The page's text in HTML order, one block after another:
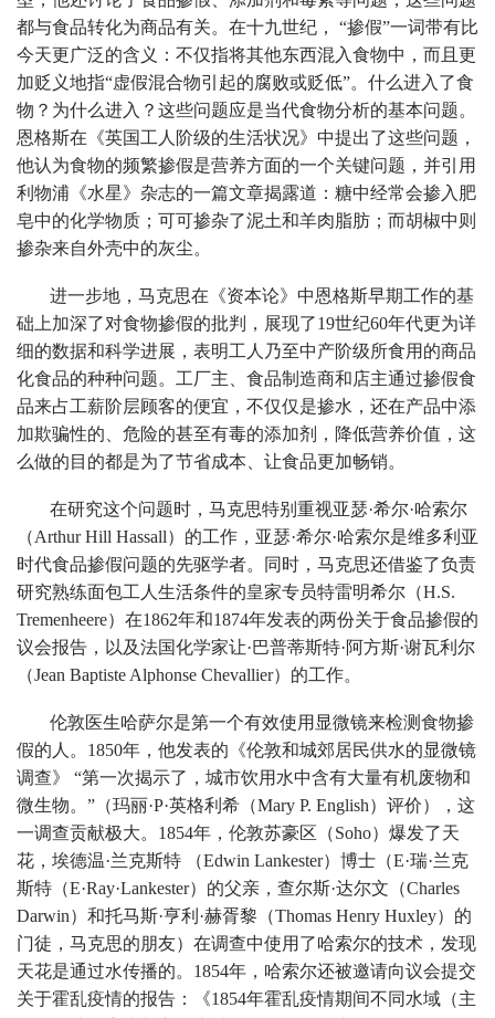
都与食品转化为商品有关。在十九世纪， “掺假”一词带有比
今天更广泛的含义：不仅指将其他东西混入食物中，而且更
加贬义地指“虚假混合物引起的腐败或贬低”。什么进入了食
物？为什么进入？这些问题应是当代食物分析的基本问题。
恩格斯在《英国工人阶级的生活状况》中提出了这些问题，
他认为食物的频繁掺假是营养方面的一个关键问题，并引用
利物浦《水星》杂志的一篇文章揭露道：糖中经常会掺入肥
皂中的化学物质；可可掺杂了泥土和羊肉脂肪；而胡椒中则
掺杂来自外壳中的灰尘。
进一步地，马克思在《资本论》中恩格斯早期工作的基
础上加深了对食物掺假的批判，展现了19世纪60年代更为详
细的数据和科学进展，表明工人乃至中产阶级所食用的商品
化食品的种种问题。工厂主、食品制造商和店主通过掺假食
品来占工薪阶层顾客的便宜，不仅仅是掺水，还在产品中添
加欺骗性的、危险的甚至有毒的添加剂，降低营养价值，这
么做的目的都是为了节省成本、让食品更加畅销。
在研究这个问题时，马克思特别重视亚瑟·希尔·哈索尔
（Arthur Hill Hassall）的工作，亚瑟·希尔·哈索尔是维多利亚
时代食品掺假问题的先驱学者。同时，马克思还借鉴了负责
研究熟练面包工人生活条件的皇家专员特雷明希尔（H.S.
Tremenheere）在1862年和1874年发表的两份关于食品掺假的
议会报告，以及法国化学家让·巴普蒂斯特·阿方斯·谢瓦利尔
（Jean Baptiste Alphonse Chevallier）的工作。
伦敦医生哈萨尔是第一个有效使用显微镜来检测食物掺
假的人。1850年，他发表的《伦敦和城郊居民供水的显微镜
调查》 “第一次揭示了，城市饮用水中含有大量有机废物和
微生物。”（玛丽·P·英格利希（Mary P. English）评价），这
一调查贡献极大。1854年，伦敦苏豪区（Soho）爆发了天
花，埃德温·兰克斯特 （Edwin Lankester）博士（E·瑞·兰克
斯特（E·Ray·Lankester）的父亲，查尔斯·达尔文（Charles
Darwin）和托马斯·亨利·赫胥黎（Thomas Henry Huxley）的
门徒，马克思的朋友）在调查中使用了哈索尔的技术，发现
天花是通过水传播的。1854年，哈索尔还被邀请向议会提交
关于霍乱疫情的报告：《1854年霍乱疫情期间不同水域（主